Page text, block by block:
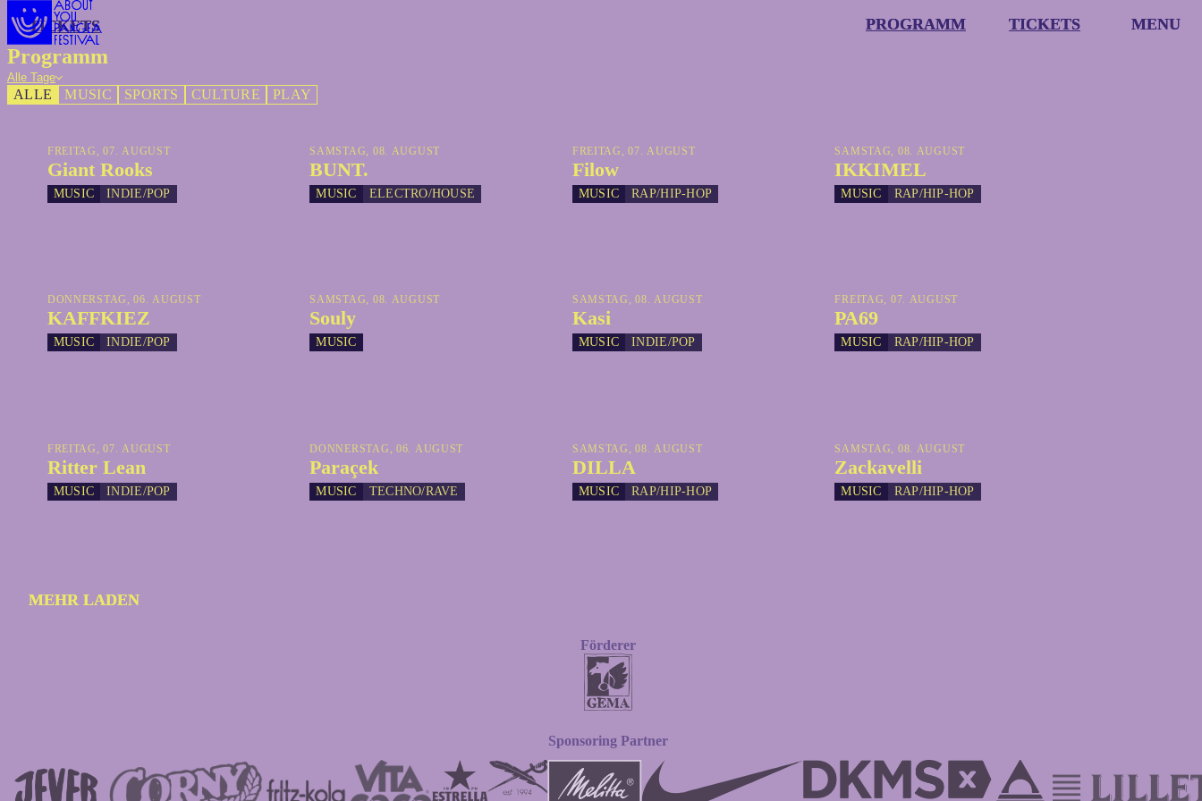
PROGRAMM
PROGRAMM TICKETS
TICKETS MENU
MENU
TICKETS
TICKETS
Programm
Alle Tage
ALLE MUSIC SPORTS CULTURE PLAY
FREITAG, 07. AUGUST
Giant Rooks
MUSIC INDIE/POP
SAMSTAG, 08. AUGUST
BUNT.
MUSIC ELECTRO/HOUSE
FREITAG, 07. AUGUST
Filow
MUSIC RAP/HIP-HOP
SAMSTAG, 08. AUGUST
IKKIMEL
MUSIC RAP/HIP-HOP
DONNERSTAG, 06. AUGUST
KAFFKIEZ
MUSIC INDIE/POP
SAMSTAG, 08. AUGUST
Souly
MUSIC
SAMSTAG, 08. AUGUST
Kasi
MUSIC INDIE/POP
FREITAG, 07. AUGUST
PA69
MUSIC RAP/HIP-HOP
FREITAG, 07. AUGUST
Ritter Lean
MUSIC INDIE/POP
DONNERSTAG, 06. AUGUST
Paraçek
MUSIC TECHNO/RAVE
SAMSTAG, 08. AUGUST
DILLA
MUSIC RAP/HIP-HOP
SAMSTAG, 08. AUGUST
Zackavelli
MUSIC RAP/HIP-HOP
MEHR LADEN
MEHR LADEN
Förderer
Sponsoring Partner